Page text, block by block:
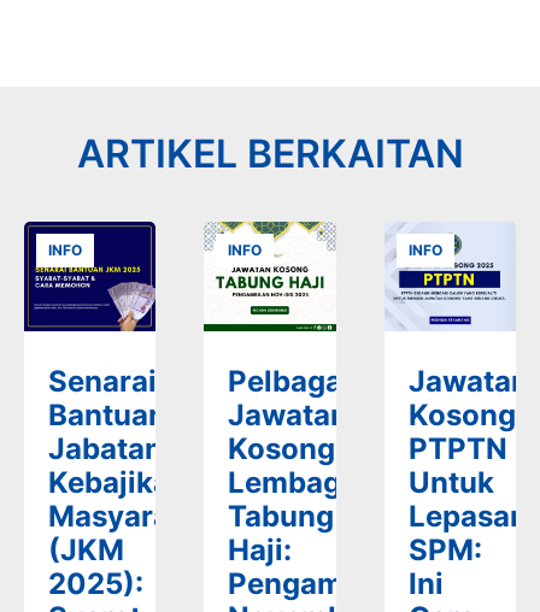
ARTIKEL BERKAITAN
INFO
Senarai
Bantuan
Jabatan
Kebajikan
Masyarakat
(JKM
2025):
INFO
Pelbagai
Jawatan
Kosong
Lembaga
Tabung
Haji:
Pengambilan
INFO
Jawatan
Kosong
PTPTN
Untuk
Lepasan
SPM:
Ini